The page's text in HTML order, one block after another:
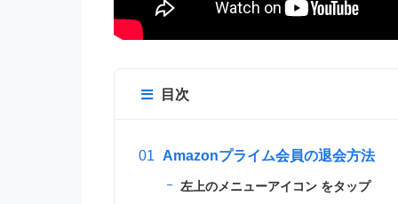
目次
Amazonプライム会員の退会方法
左上のメニューアイコン をタップ